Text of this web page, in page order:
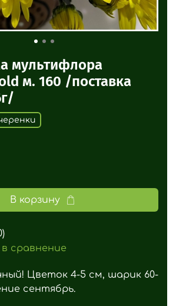
мультифлора
м. 160 /поставка
сравнение
В корзину
Цветок 4-5 см, шарик 60-
сентябрь.